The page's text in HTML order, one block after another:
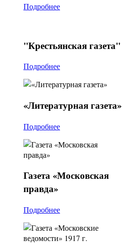
Подробнее
"Крестьянскаягазета"
Подробнее
«Литературнаягазета»
Подробнее
Газета«Московская
правда»
Подробнее